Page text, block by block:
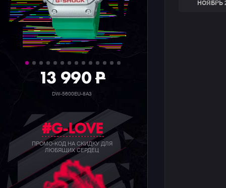
39 990P
GW-B5600BC-1B
#G-LOVE
ПРОМО-КОД НА СКИДКУ ДЛЯ
ЛЮБЯЩИХ СЕРДЕЦ
НОЯБРЬ